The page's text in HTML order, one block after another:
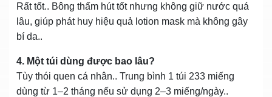
Rất tốt.. Bông thấm hút tốt nhưng không giữ nước quá
lâu, giúp phát huy hiệu quả lotion mask mà không gây
bí da..
4. Một túi dùng được bao lâu?
Tùy thói quen cá nhân.. Trung bình 1 túi 233 miếng
dùng từ 1–2 tháng nếu sử dụng 2–3 miếng/ngày..